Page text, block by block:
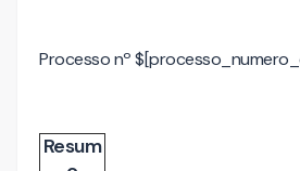
Processo nº
Resum